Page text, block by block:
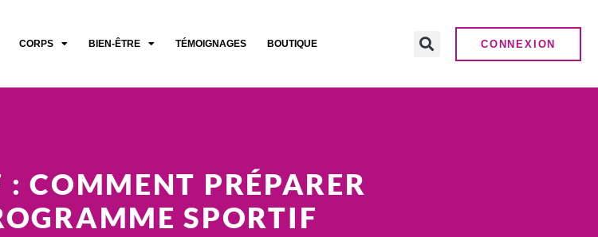
CORPS BIEN-ÊTRE TÉMOIGNAGES BOUTIQUE CONNEXION
COMMENT PRÉPARER
SPORTIF